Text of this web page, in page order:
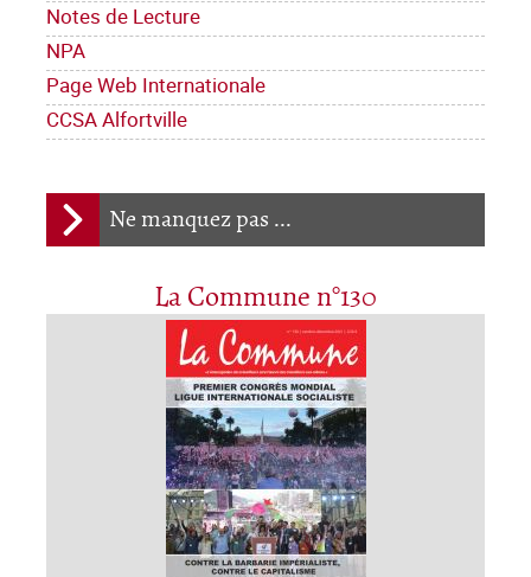
Notes de Lecture
NPA
Page Web Internationale
CCSA Alfortville
Ne manquez pas ...
La Commune n°130